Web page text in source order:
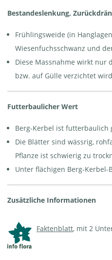
Bestandeslenkung,
Frühlingsweide (in
Wiesenfuchsschwanz und
Diese Massnahme wirkt nur
bzw. auf Gülle verzichtet
Futterbaulicher Wert
Berg-Kerbel ist futterbaulich
Die Blätter sind wässrig,
Pflanze ist schwierig zu
Unter flächigen Berg-Kerbel-
Zusätzliche Informationen
Faktenblatt, mit 2